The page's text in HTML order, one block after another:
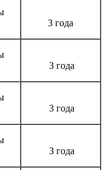
3 года
3 года
3 года
3 года